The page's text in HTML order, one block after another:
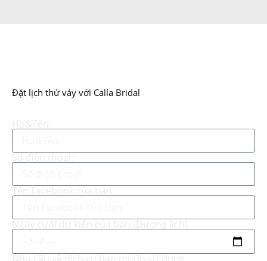
Đặt lịch thử váy với Calla Bridal